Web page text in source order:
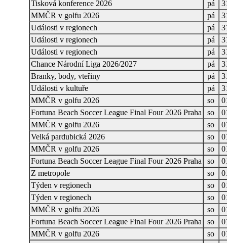
Tisková konference 2026
pá
MMČR v golfu 2026
pá
Události v regionech
pá
Události v regionech
pá
Události v regionech
pá
Chance Národní Liga 2026/2027
pá
Branky, body, vteřiny
pá
Události v kultuře
pá
MMČR v golfu 2026
so
Fortuna Beach Soccer League Final Four 2026 Praha
so
MMČR v golfu 2026
so
Velká pardubická 2026
so
MMČR v golfu 2026
so
Fortuna Beach Soccer League Final Four 2026 Praha
so
Z metropole
so
Týden v regionech
so
Týden v regionech
so
MMČR v golfu 2026
so
Fortuna Beach Soccer League Final Four 2026 Praha
so
MMČR v golfu 2026
so